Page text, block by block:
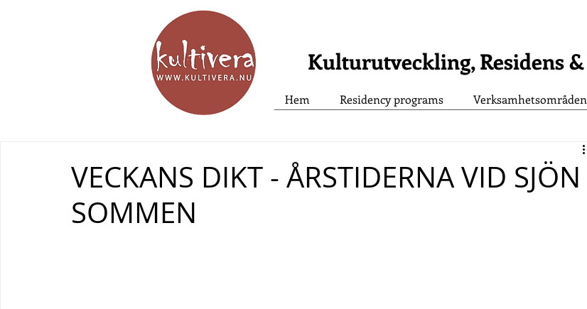
Kulturutveckling, Residens &
Hem Residency programs Verksamhetsområden
VECKANS DIKT - ÅRSTIDERNA VID SJÖN
SOMMEN